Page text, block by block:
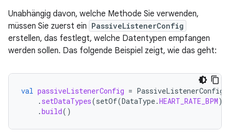
Unabhängig davon, welche Methode Sie verwenden,
müssen Sie zuerst ein PassiveListenerConfig
erstellen, das festlegt, welche Datentypen empfangen
werden sollen. Das folgende Beispiel zeigt, wie das geht:
val passiveListenerConfig = PassiveListenerConfig
. setDataTypes(setOf(DataType.HEART_RATE_BPM))
.build()